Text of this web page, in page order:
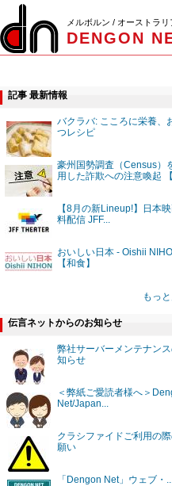
メルボルン / オーストラリ
DENGON
記事 最新情報
バクラバ: こころに栄養、
つレシピ
豪州国勢調査（Census）
用した詐欺への注意喚起
【8月の新Lineup!】日本
料配信 JFF...
おいしい日本 - Oishii
【和食】
もっ
伝言ネットからのお知らせ
弊社サーバーメンテナン
知らせ
＜弊紙ご愛読者様へ＞
Net/Japan...
クラシファイドご利用の
願い
「Dengon Net」ウェブ・